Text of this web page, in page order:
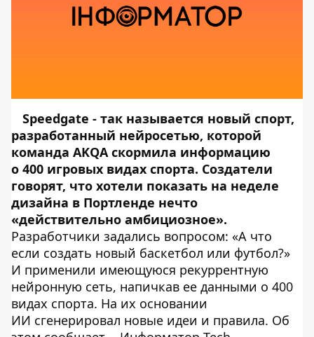
Speedgate - так называется новый спорт,
разработанный нейросетью, которой
команда AKQAскормила информацию
о 400 игровых видах спорта. Создатели
говорят, что хотели показать на неделе
дизайна в Портленде нечто
«действительно амбициозное».
Разработчики задались вопросом: «А что
если создать новый баскетбол или футбол?»
И применили имеющуюся рекуррентную
нейронную сеть, напичкав ее данными о 400
видах спорта. На их основании
ИИ сгенерировал новые идеи и правила. Об